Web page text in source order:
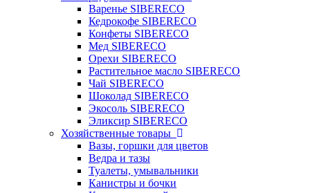
Варенье SIBERECO
Кедрокофе SIBERECO
Конфеты SIBERECO
Мед SIBERECO
Орехи SIBERECO
Растительное масло SIBERECO
Чай SIBERECO
Шоколад SIBERECO
Экосоль SIBERECO
Эликсир SIBERECO
Хозяйственные товары
Вазы, горшки для цветов
Ведра и тазы
Туалеты, умывальники
Канистры и бочки